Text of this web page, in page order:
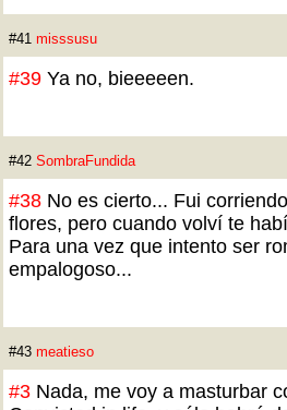
#41 misssusu
#39 Ya no, bieeeeen.
#42 SombraFundida
#38 No es cierto... Fui
flores, pero cuando volví te
Para una vez que intento ser
empalogoso...
#43 meatieso
#3 Nada, me voy a masturbar